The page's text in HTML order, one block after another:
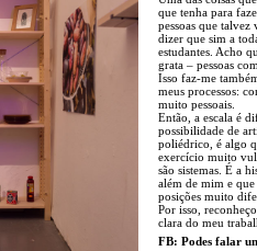
que tenha para
pessoas que
dizer que sim a
estudantes. Acho
grata – pessoas
Isso faz-me
meus processos:
muito pessoais.
Então, a escala é
possibilidade de
poliédrico, é algo
exercício muito
são sistemas. É a
além de mim e que
posições muito
Por isso,
clara do meu
FB: Podes falar